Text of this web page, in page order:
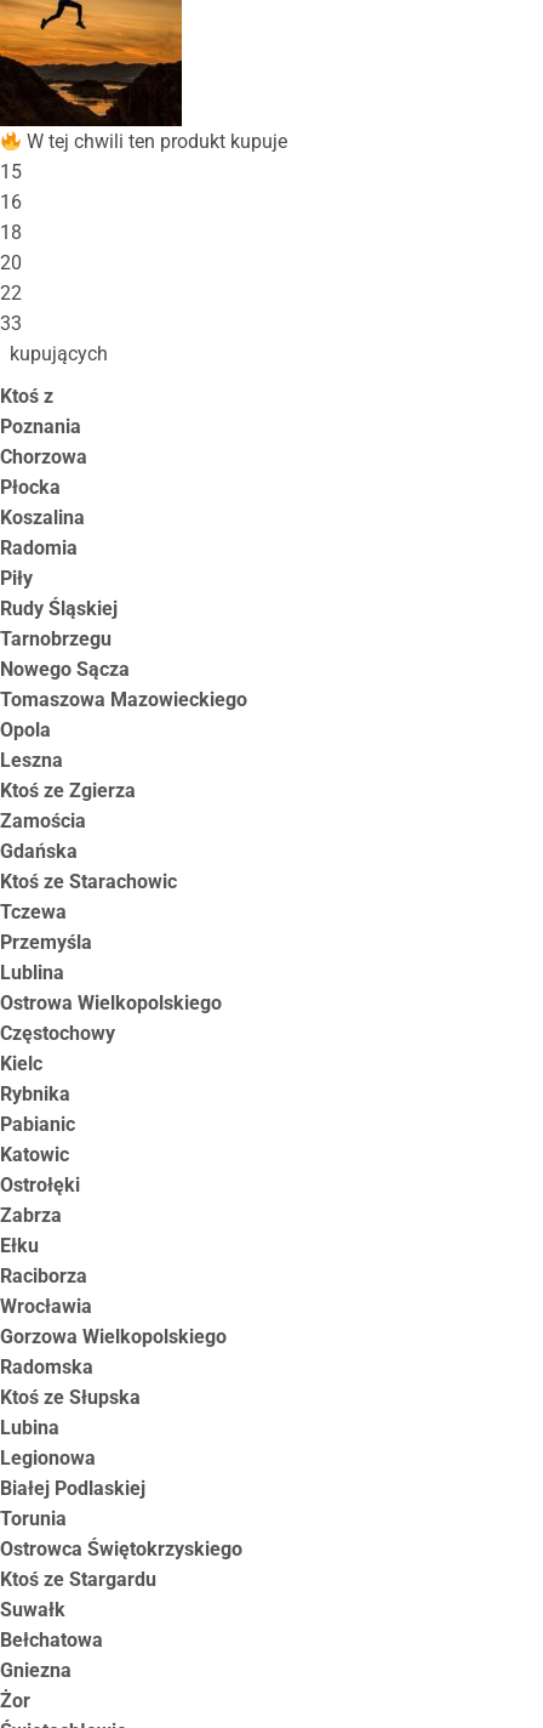
W tej chwili ten produkt kupuje
15
16
18
20
22
33
kupujących
Ktoś z
Poznania
Chorzowa
Płocka
Koszalina
Radomia
Piły
Rudy Śląskiej
Tarnobrzegu
Nowego Sącza
Tomaszowa Mazowieckiego
Opola
Leszna
Ktoś ze Zgierza
Zamościa
Gdańska
Ktoś ze Starachowic
Tczewa
Przemyśla
Lublina
Ostrowa Wielkopolskiego
Częstochowy
Kielc
Rybnika
Pabianic
Katowic
Ostrołęki
Zabrza
Ełku
Raciborza
Wrocławia
Gorzowa Wielkopolskiego
Radomska
Ktoś ze Słupska
Lubina
Legionowa
Białej Podlaskiej
Torunia
Ostrowca Świętokrzyskiego
Ktoś ze Stargardu
Suwałk
Bełchatowa
Gniezna
Żor